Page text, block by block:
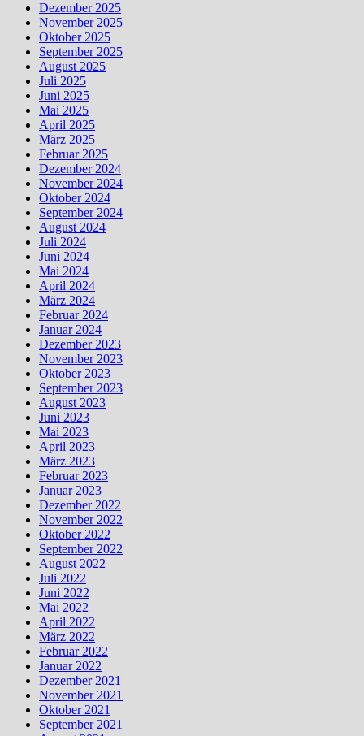
Dezember 2025
November 2025
Oktober 2025
September 2025
August 2025
Juli 2025
Juni 2025
Mai 2025
April 2025
März 2025
Februar 2025
Dezember 2024
November 2024
Oktober 2024
September 2024
August 2024
Juli 2024
Juni 2024
Mai 2024
April 2024
März 2024
Februar 2024
Januar 2024
Dezember 2023
November 2023
Oktober 2023
September 2023
August 2023
Juni 2023
Mai 2023
April 2023
März 2023
Februar 2023
Januar 2023
Dezember 2022
November 2022
Oktober 2022
September 2022
August 2022
Juli 2022
Juni 2022
Mai 2022
April 2022
März 2022
Februar 2022
Januar 2022
Dezember 2021
November 2021
Oktober 2021
September 2021